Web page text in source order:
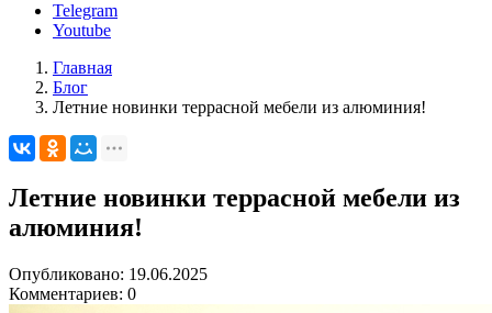
Telegram
Youtube
Главная
Блог
Летние новинки террасной мебели из алюминия!
Летние новинки террасной мебели из
алюминия!
Опубликовано: 19.06.2025
Комментариев: 0